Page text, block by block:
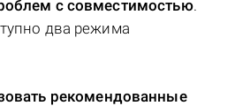
с совместимостью.
два режима
рекомендованные